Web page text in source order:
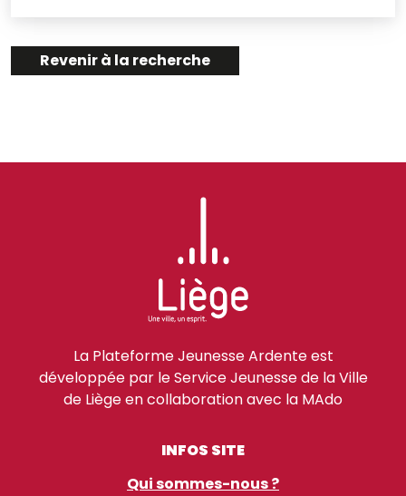
Revenir à la recherche
La Plateforme Jeunesse Ardente est
développée par le Service Jeunesse de la Ville
de Liège en collaboration avec la MAdo
INFOS SITE
Qui sommes-nous ?